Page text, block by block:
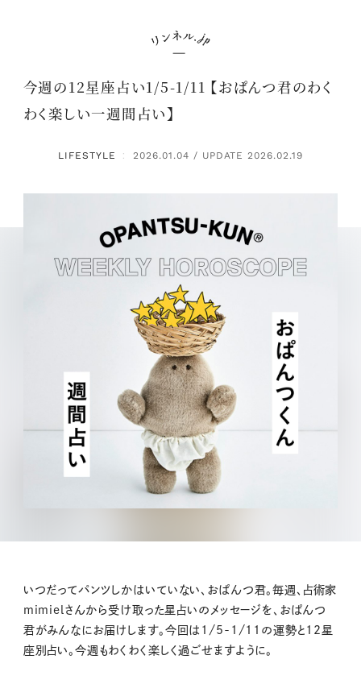
今週の12星座占い1/5-1/11 【おぱんつ君のわく
わく楽しい一週間占い】
LIFESTYLE ： 2026.01.04 / UPDATE 2026.02.19
いつだってパンツしかはいていない、おぱんつ君。毎週、占術家
mimielさんから受け取った星占いのメッセージを、おぱんつ
君がみんなにお届けします。今回は1/5-1/11の運勢と12星
座別占い。今週もわくわく楽しく過ごせますように。